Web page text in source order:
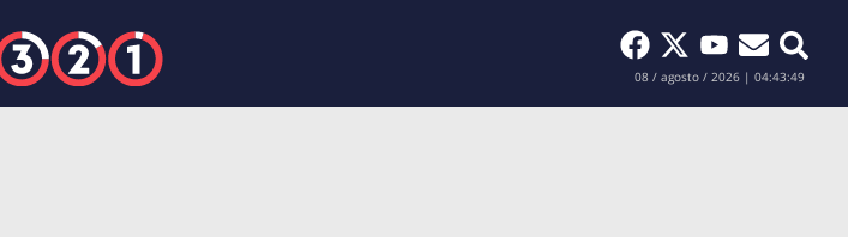
Buscar
08 / agosto / 2026 | 04:43:51